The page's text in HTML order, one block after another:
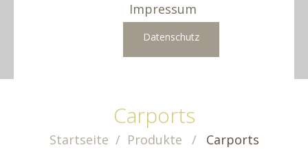
Impressum
Datenschutz
Carports
Startseite Produkte Carports